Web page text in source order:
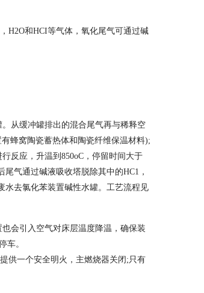
H2O和HCI等气体，氧化尾气可通过碱
从缓冲罐排出的混合尾气再与稀释空
蜂窝陶瓷蓄热体和陶瓷纤维保温材料);
反应，升温到850oC，停留时间大于
气通过碱液吸收塔脱除其中的HC1，
水去氯化苯装置碱性水罐。工艺流程见
会引入空气对床层温度降温，确保装
车。
供一个安全明火，主燃烧器关闭;只有